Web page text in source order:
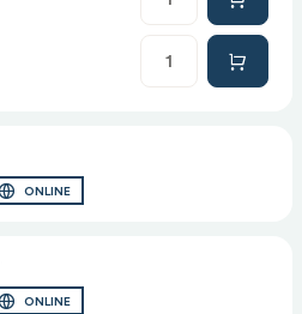
ONLINE
ONLINE